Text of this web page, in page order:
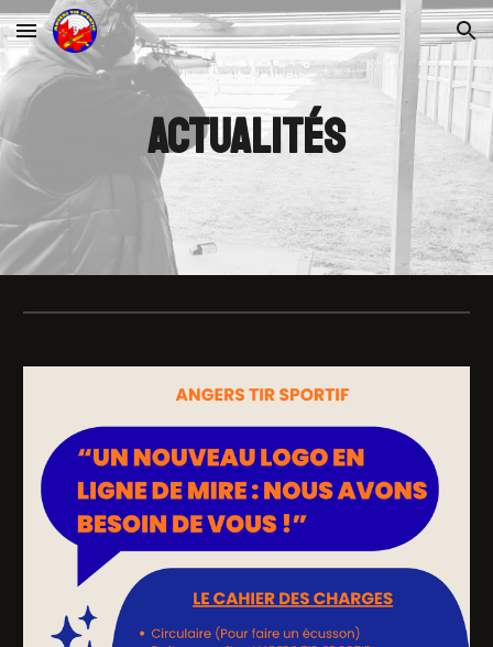
Skip to main content Skip to navigation
actualités